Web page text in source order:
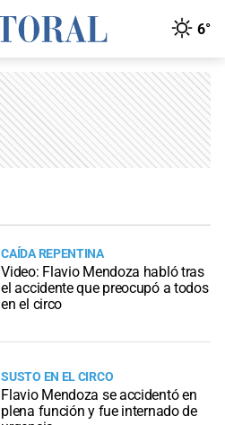
6°
CAÍDA REPENTINA
Video: Flavio Mendoza habló tras
el accidente que preocupó a todos
en el circo
SUSTO EN EL CIRCO
Flavio Mendoza se accidentó en
plena función y fue internado de